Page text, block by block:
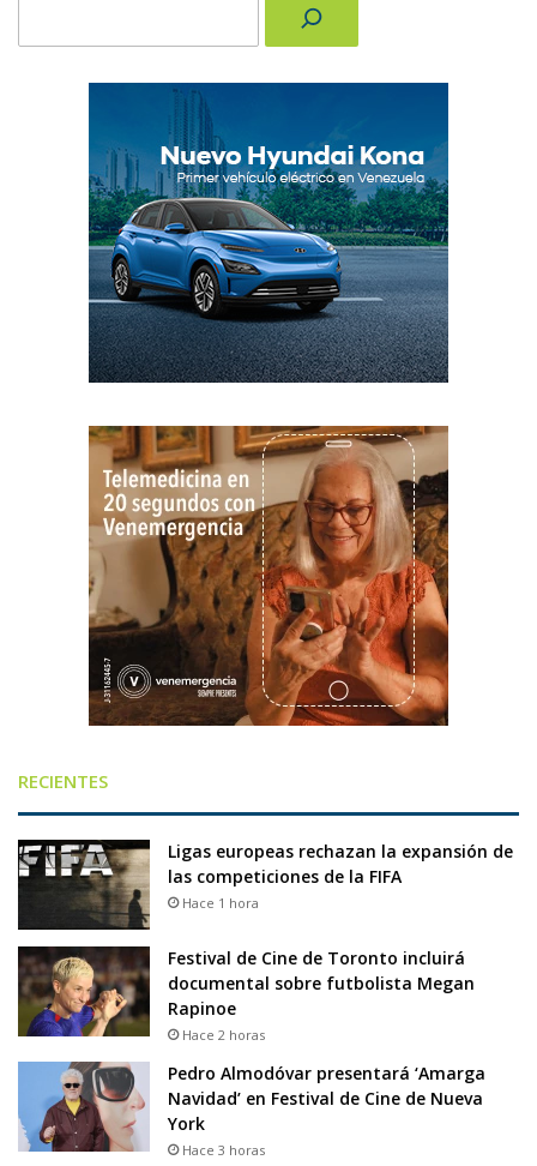
RECIENTES
Ligas europeas rechazan la expansión de
las competiciones de la FIFA
Hace 1 hora
Festival de Cine de Toronto incluirá
documental sobre futbolista Megan
Rapinoe
Hace 2 horas
Pedro Almodóvar presentará ‘Amarga
Navidad’ en Festival de Cine de Nueva
York
Hace 3 horas